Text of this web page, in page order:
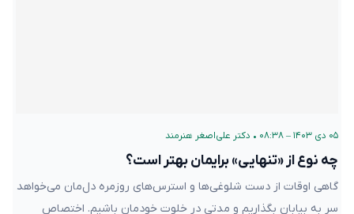
۰۵ دی ۱۴۰۳ – ۰۸:۳۸ • دکتر علی‌اصغر هنرمند
چه نوع از «تنهایی» برایمان بهتر است؟
گاهی اوقات از دست شلوغی‌ها و استرس‌های روزمره دل‌مان می‌خواهد
سر به بیابان بگذاریم و مدتی در خلوت خودمان باشیم. اختصاص